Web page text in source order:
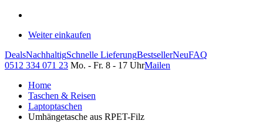
Weiter einkaufen
DealsNachhaltigSchnelle LieferungBestsellerNeuFAQ
0512 334 071 23 Mo. - Fr. 8 - 17 UhrMailen
Home
Taschen & Reisen
Laptoptaschen
Umhängetasche aus RPET-Filz